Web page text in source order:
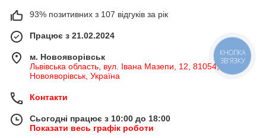
93% позитивних з 107 відгуків за рік
Працює з 21.02.2024
м. Новояворівськ
Львівська область, вул. Івана Мазепи, 12, 81054,
Новояворівськ, Україна
Контакти
Сьогодні працює з 10:00 до 18:00
Показати весь графік роботи
КНОПКА
ЗВ'ЯЗКУ